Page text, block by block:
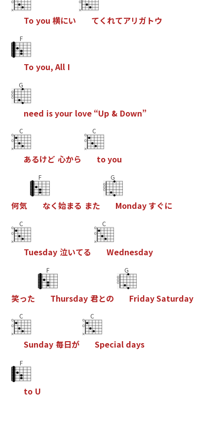
To you 横にい てく れてアリガ トウ
F
To you, All I
G
need isyour love “Up & Down”
C
あるけど 心から
C
toyou
何気
F
なく始まる また
G
Monday すぐに
C
Tuesday 泣いてる
C
Wednesday
笑った
F
Thursday 君との
G
FridaySaturday
C
Sunday 毎日が
C
Special days
F
to U